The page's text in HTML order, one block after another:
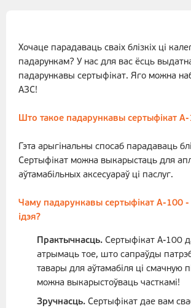
Хочаце парадаваць сваіх блізкіх ці
падарункам? У нас для вас ёсць
падарункавы сертыфікат. Яго можна
АЗС!
Што такое падарункавы сертыфікат
Гэта арыгінальны спосаб парадаваць
Сертыфікат можна выкарыстаць для
аўтамабільных аксесуараў ці паслуг.
Чаму падарункавы сертыфікат А-100 -
ідэя?
Практычнасць. Сертыфікат А-100
атрымаць тое, што сапраўды
тавары для аўтамабіля ці смачную
можна выкарыстоўваць часткамі!
Зручнасць. Сертыфікат дае вам